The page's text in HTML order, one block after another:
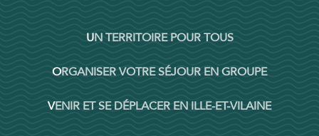
UN TERRITOIRE POUR TOUS
ORGANISER VOTRE SÉJOUR EN GROUPE
VENIR ET SE DÉPLACER EN ILLE-ET-VILAINE